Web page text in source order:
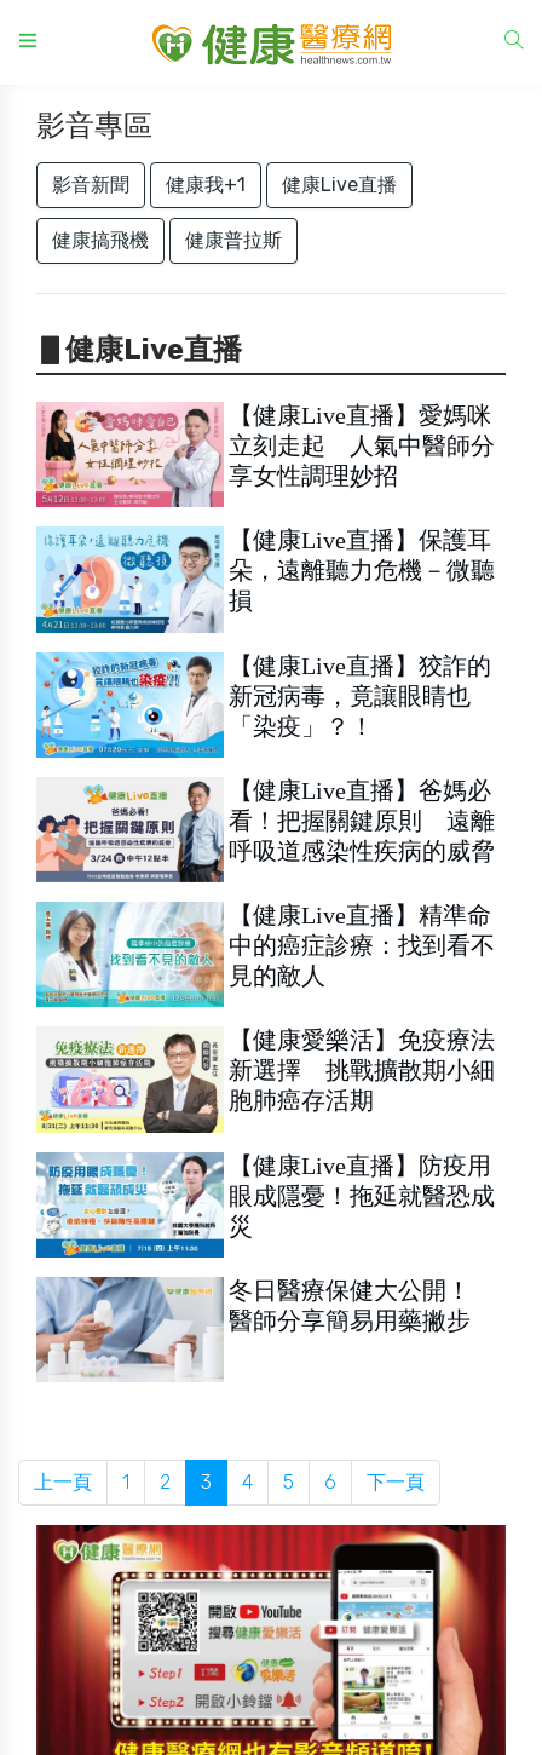
影音專區
影音新聞 健康我+1 健康Live直播
健康搞飛機 健康普拉斯
▋健康Live直播
【健康Live直播】愛媽咪
立刻走起 人氣中醫師分
享女性調理妙招
【健康Live直播】保護耳
朵，遠離聽力危機－微聽
損
【健康Live直播】狡詐的
新冠病毒，竟讓眼睛也
「染疫」？！
【健康Live直播】爸媽必
看！把握關鍵原則 遠離
呼吸道感染性疾病的威脅
【健康Live直播】精準命
中的癌症診療：找到看不
見的敵人
【健康愛樂活】免疫療法
新選擇 挑戰擴散期小細
胞肺癌存活期
【健康Live直播】防疫用
眼成隱憂！拖延就醫恐成
災
冬日醫療保健大公開！
醫師分享簡易用藥撇步
上一頁 1 2 3 4 5 6 下一頁